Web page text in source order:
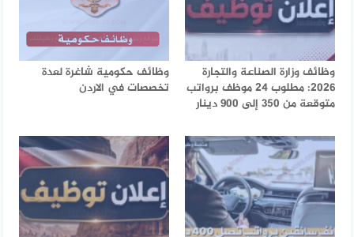
وظائف وزارة الصناعة والتجارة
2026: مطلوب 24 موظف برواتب
متوقعة من 350 إلى 900 دينار
وظائف حكومية شاغرة لعدة
تخصصات في الاردن